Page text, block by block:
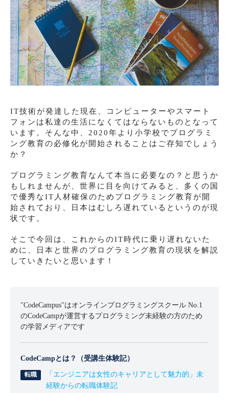
IT技術が発達した現在、コンピューターやスマート
フォンは私達の生活になくてはならないものとなって
います。そんな中、2020年より小学校でプログラミ
ング教育の必修化が開始されることはご存知でしょう
か？
プログラミング教育なんて本当に必要なの？と思うか
もしれませんが、世界に目を向けてみると、多くの国
で優秀なIT人材確保のためプログラミング教育が開
始されており、日本はむしろ遅れているというのが現
状です。
そこで今回は、これからのIT時代に乗り遅れないた
めに、日本と世界のプログラミング教育の現状を解説
していきたいと思います！
"CodeCampus"はオンラインプログラミングスクール No.1
のCodeCampが運営するプログラミング未経験の方のため
の学習メディアです
CodeCampとは？（受講生体験記）
「エンジニアは女性のキャリアとして魅力的」未
経験からの転職体験記